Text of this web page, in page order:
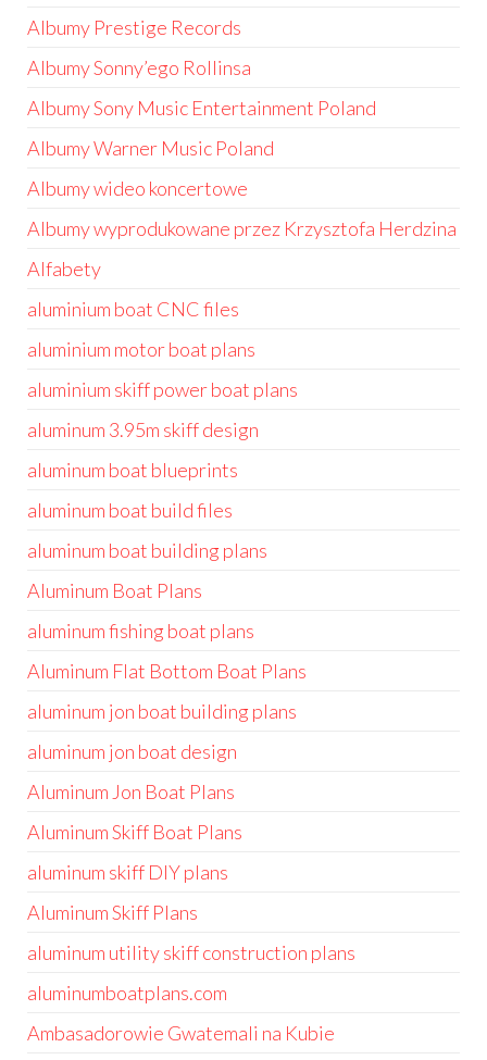
Albumy Prestige Records
Albumy Sonny’ego Rollinsa
Albumy Sony Music Entertainment Poland
Albumy Warner Music Poland
Albumy wideo koncertowe
Albumy wyprodukowane przez Krzysztofa Herdzina
Alfabety
aluminium boat CNC files
aluminium motor boat plans
aluminium skiff power boat plans
aluminum 3.95m skiff design
aluminum boat blueprints
aluminum boat build files
aluminum boat building plans
Aluminum Boat Plans
aluminum fishing boat plans
Aluminum Flat Bottom Boat Plans
aluminum jon boat building plans
aluminum jon boat design
Aluminum Jon Boat Plans
Aluminum Skiff Boat Plans
aluminum skiff DIY plans
Aluminum Skiff Plans
aluminum utility skiff construction plans
aluminumboatplans.com
Ambasadorowie Gwatemali na Kubie